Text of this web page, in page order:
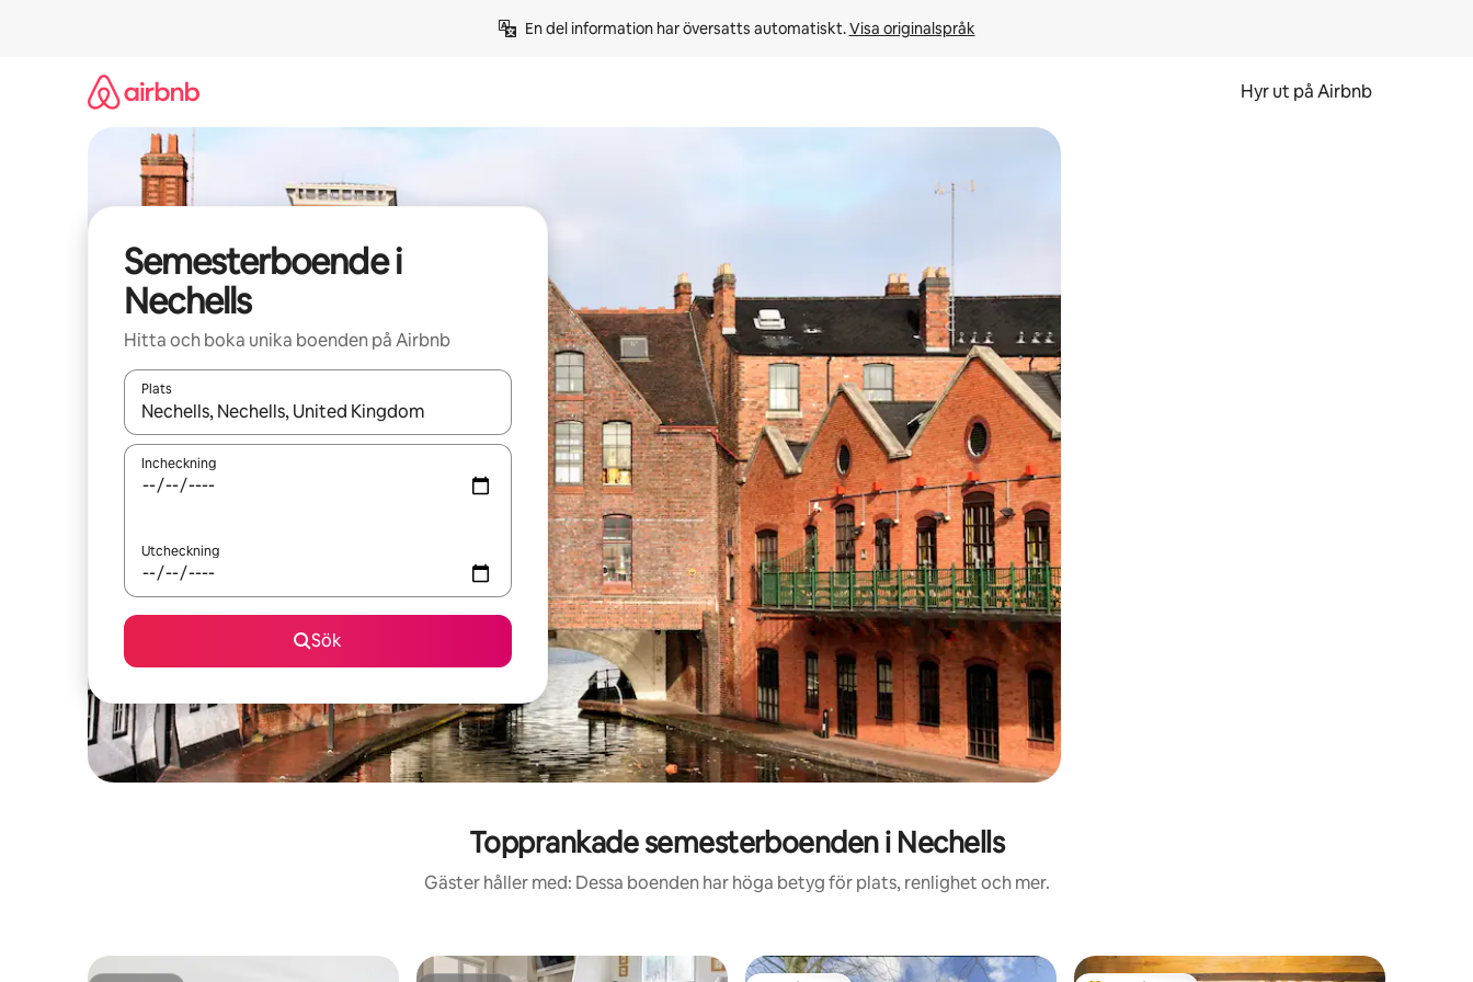
En del information har översatts automatiskt. Visa originalspråk
Hyr ut på Airbnb
Semesterboende i
Nechells
Hitta och boka unika boenden på Airbnb
Plats
När resultaten är tillgängliga kan du navigera med upp- och nedåtpilarna eller utforska genom att trycka eller svepa.
Incheckning
Utcheckning
Sök
Topprankade semesterboenden i Nechells
Gäster håller med: Dessa boenden har höga betyg för plats, renlighet och mer.